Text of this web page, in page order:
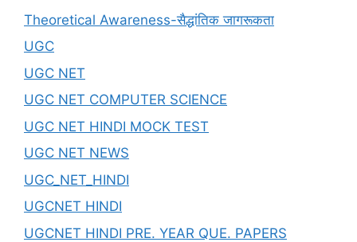
Theoretical Awareness-सैद्धांतिक जागरूकता
UGC
UGC NET
UGC NET COMPUTER SCIENCE
UGC NET HINDI MOCK TEST
UGC NET NEWS
UGC_NET_HINDI
UGCNET HINDI
UGCNET HINDI PRE. YEAR QUE. PAPERS